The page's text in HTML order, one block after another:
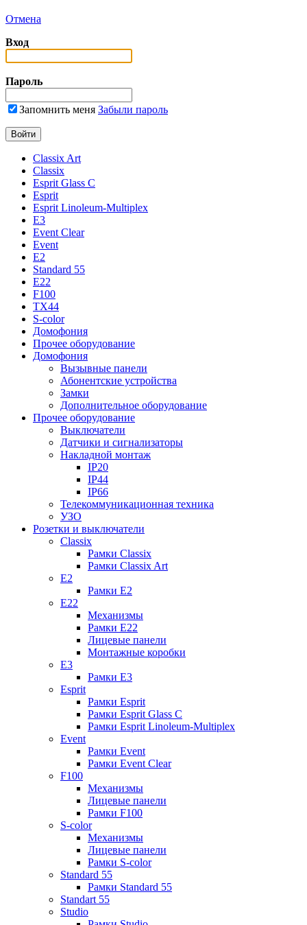
Отмена
Вход
Пароль
Запомнить меня Забыли пароль
Classix Art
Classix
Esprit Glass C
Esprit
Esprit Linoleum-Multiplex
E3
Event Clear
Event
E2
Standard 55
E22
F100
TX44
S-color
Домофония
Прочее оборудование
Домофония
Вызывные панели
Абонентские устройства
Замки
Дополнительное оборудование
Прочее оборудование
Выключатели
Датчики и сигнализаторы
Накладной монтаж
IP20
IP44
IP66
Телекоммуникационная техника
УЗО
Розетки и выключатели
Classix
Рамки Classix
Рамки Classix Art
E2
Рамки E2
E22
Механизмы
Рамки E22
Лицевые панели
Монтажные коробки
E3
Рамки E3
Esprit
Рамки Esprit
Рамки Esprit Glass C
Рамки Esprit Linoleum-Multiplex
Event
Рамки Event
Рамки Event Clear
F100
Механизмы
Лицевые панели
Рамки F100
S-color
Механизмы
Лицевые панели
Рамки S-color
Standard 55
Рамки Standard 55
Standart 55
Studio